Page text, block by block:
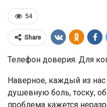
54
Share
Телефон доверия. Для
Наверное, каждый из
душевную боль, тоску,
проблема кажется